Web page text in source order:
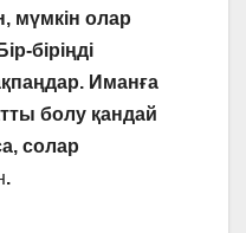
мүмкін олар
біріңді
Иманға
болу қандай
солар
.